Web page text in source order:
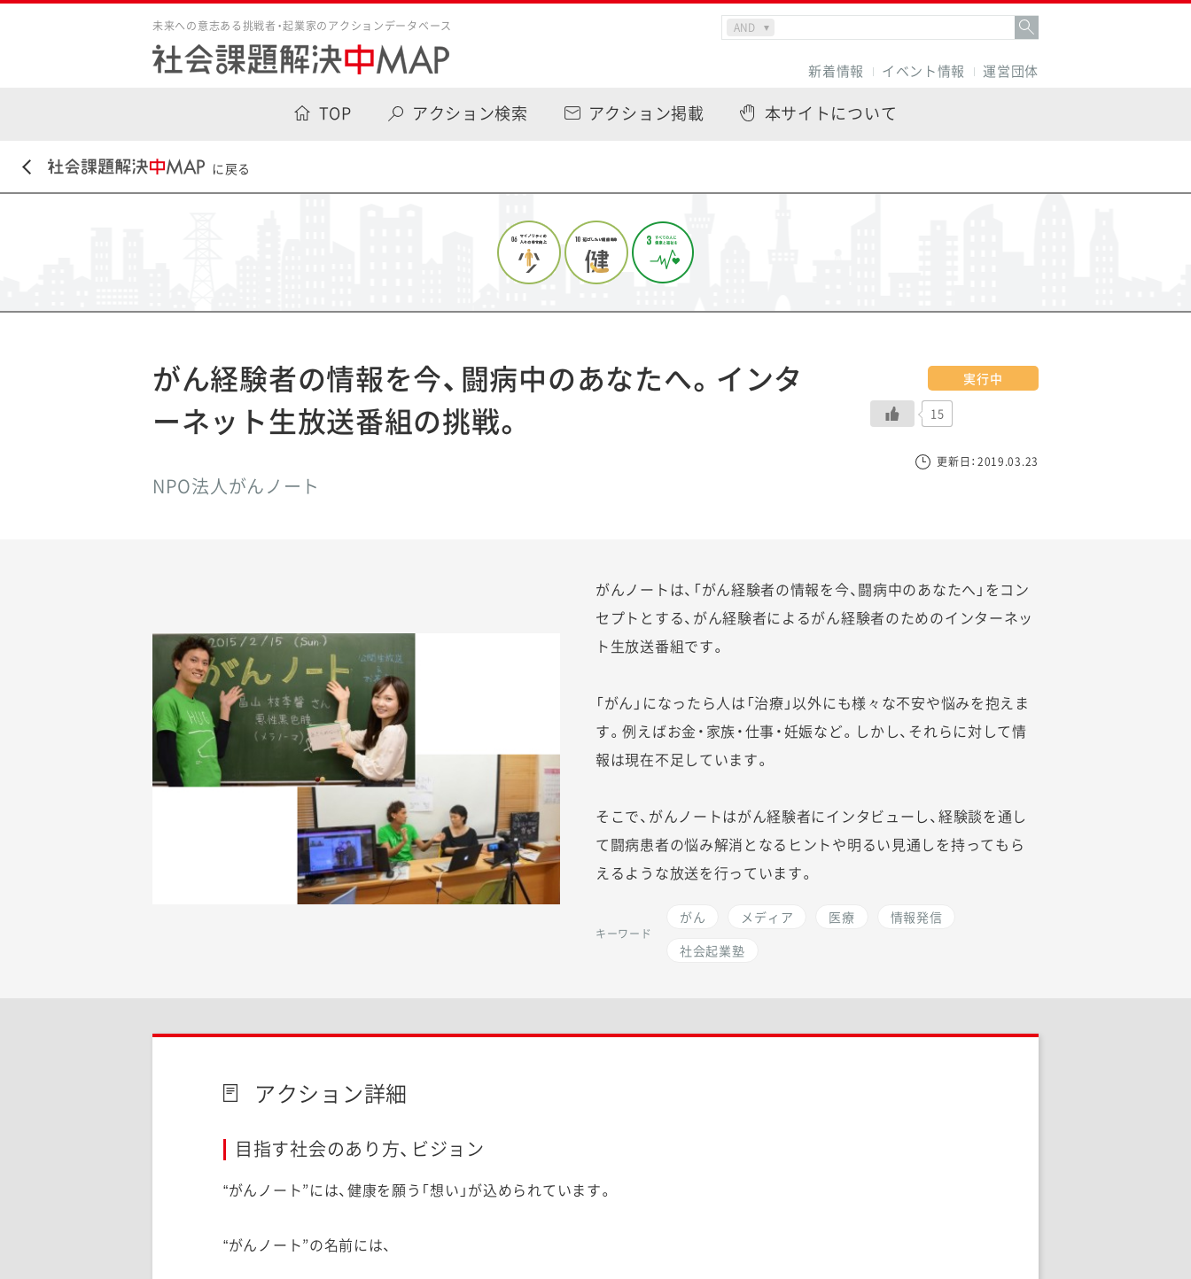
未来への意志ある挑戦者・起業家のアクションデータベース
新着情報 イベント情報 運営団体
TOP アクション検索 アクション掲載 本サイトについて
に戻る
がん経験者の情報を今、闘病中のあなたへ。インタ
ーネット生放送番組の挑戦。
NPO法人がんノート
実行中
15
更新日：2019.03.23
がんノートは、「がん経験者の情報を今、闘病中のあなたへ」をコン
セプトとする、がん経験者によるがん経験者のためのインターネッ
ト生放送番組です。
「がん」になったら人は「治療」以外にも様々な不安や悩みを抱えま
す。例えばお金・家族・仕事・妊娠など。しかし、それらに対して情
報は現在不足しています。
そこで、がんノートはがん経験者にインタビューし、経験談を通し
て闘病患者の悩み解消となるヒントや明るい見通しを持ってもら
えるような放送を行っています。
キーワード
がん メディア 医療
情報発信
社会起業塾
アクション詳細
目指す社会のあり方、ビジョン
“がんノート”には、健康を願う「想い」が込められています。
“がんノート”の名前には、